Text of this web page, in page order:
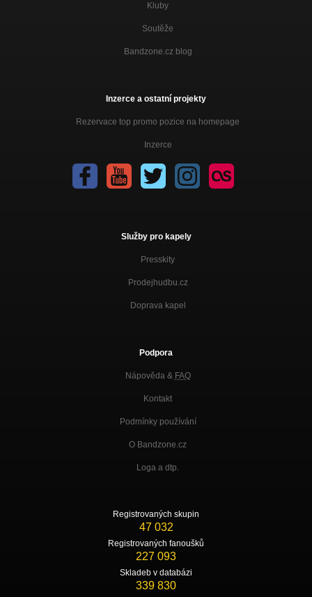
Kluby
Soutěže
Bandzone.cz blog
Inzerce a ostatní projekty
Rezervace top promo pozice na homepage
Inzerce
Služby pro kapely
Presskity
Prodejhudbu.cz
Doprava kapel
Podpora
Nápověda & FAQ
Kontakt
Podmínky používání
O Bandzone.cz
Loga a dtp.
Registrovaných skupin
47 032
Registrovaných fanoušků
227 093
Skladeb v databázi
339 830